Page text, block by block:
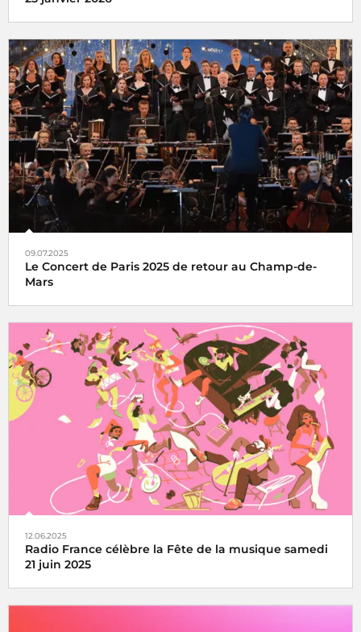
l'Hyper Weekend Festival vous donne rendez-vous à la
Maison de la Radio et de la Musique les 23, 24 et 25 janvier
2026
09.07.2025
Le Concert de Paris 2025 de retour au Champ-de-
Mars
Le Concert de Paris du 14 juillet revient au pied de la Tour
Eiffel toujours en direct sur France Inter, France 2 et dans
le monde entier
12.06.2025
Radio France célèbre la Fête de la musique samedi
21 juin 2025